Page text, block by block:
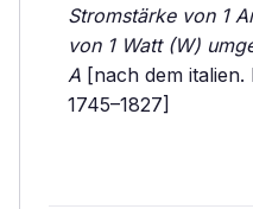
Stromstärke von 1
von 1 Watt (W)
A [nach dem
1745–1827]